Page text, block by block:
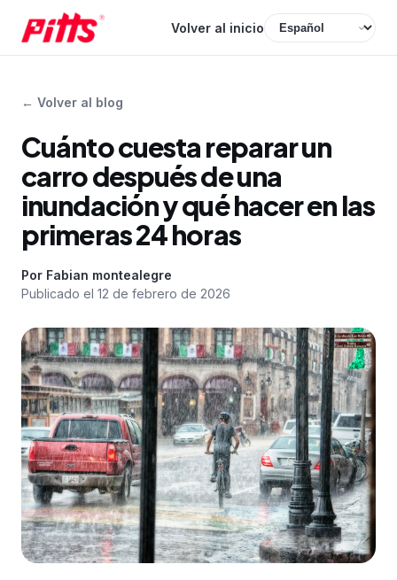
Volver al inicio
← Volver al blog
Cuánto cuesta reparar un
carro después de una
inundación y qué hacer en las
primeras 24 horas
Por Fabian montealegre
Publicado el 12 de febrero de 2026